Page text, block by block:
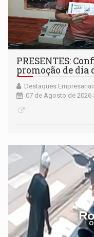
PRESENTES:
promoção de dia
Destaques
07 de Agosto de 2026